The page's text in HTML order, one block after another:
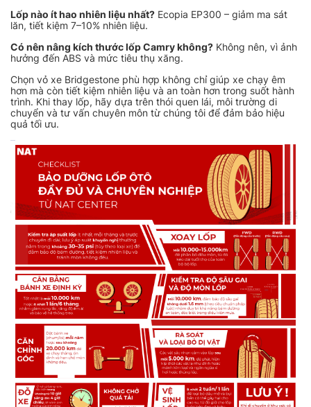
Lốp nào ít hao nhiên liệu nhất? Ecopia EP300 – giảm ma sát
lăn, tiết kiệm 7–10% nhiên liệu.
Có nên nâng kích thước lốp Camry không? Không nên, vì ảnh
hưởng đến ABS và mức tiêu thụ xăng.
Chọn vỏ xe Bridgestone phù hợp không chỉ giúp xe chạy êm
hơn mà còn tiết kiệm nhiên liệu và an toàn hơn trong suốt hành
trình. Khi thay lốp, hãy dựa trên thói quen lái, môi trường di
chuyển và tư vấn chuyên môn từ chúng tôi để đảm bảo hiệu
quả tối ưu.